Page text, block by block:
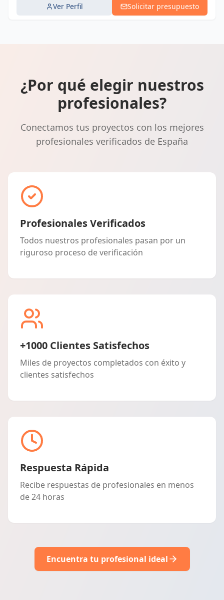
Ver Perfil Solicitar presupuesto
¿Por qué elegir nuestros
profesionales?
Conectamos tus proyectos con los mejores
profesionales verificados de España
Profesionales Verificados
Todos nuestros profesionales pasan por un
riguroso proceso de verificación
+1000 Clientes Satisfechos
Miles de proyectos completados con éxito y
clientes satisfechos
Respuesta Rápida
Recibe respuestas de profesionales en menos
de 24 horas
Encuentra tu profesional ideal